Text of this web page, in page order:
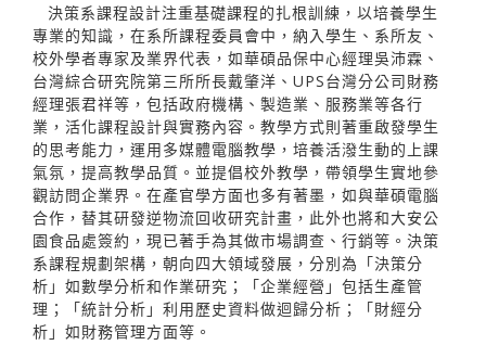
決策系課程設計注重基礎課程的扎根訓練，以培養學生
專業的知識，在系所課程委員會中，納入學生、系所友、
校外學者專家及業界代表，如華碩品保中心經理吳沛霖、
台灣綜合研究院第三所所長戴肇洋、UPS台灣分公司財務
經理張君祥等，包括政府機構、製造業、服務業等各行
業，活化課程設計與實務內容。教學方式則著重啟發學生
的思考能力，運用多媒體電腦教學，培養活潑生動的上課
氣氛，提高教學品質。並提倡校外教學，帶領學生實地參
觀訪問企業界。在產官學方面也多有著墨，如與華碩電腦
合作，替其研發逆物流回收研究計畫，此外也將和大安公
園食品處簽約，現已著手為其做市場調查、行銷等。決策
系課程規劃架構，朝向四大領域發展，分別為「決策分
析」如數學分析和作業研究；「企業經營」包括生產管
理；「統計分析」利用歷史資料做迴歸分析；「財經分
析」如財務管理方面等。